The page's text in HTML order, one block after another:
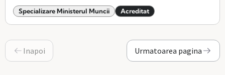
Specializare Ministerul Muncii Acreditat
Inapoi Urmatoarea pagina